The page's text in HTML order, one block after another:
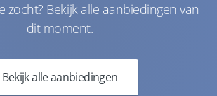
zocht? Bekijk alle aanbiedingen van
dit moment.
Bekijk alle aanbiedingen